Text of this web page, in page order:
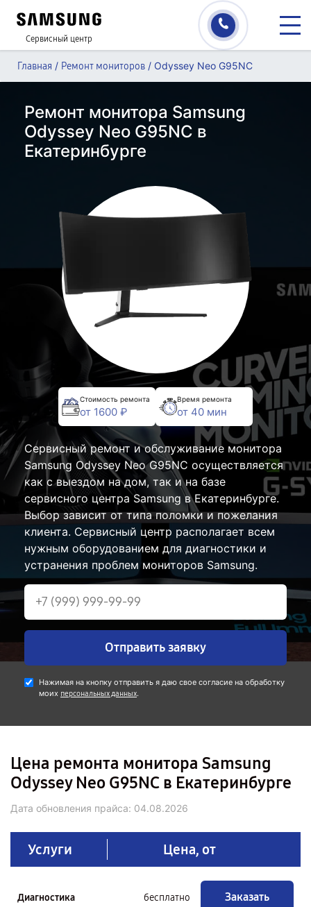
Сервисный центр
Главная / Ремонт мониторов / Odyssey Neo G95NC
Ремонт монитора Samsung
Odyssey Neo G95NC в
Екатеринбурге
Стоимость ремонта
от 1600 ₽
Время ремонта
от 40 мин
Сервисный ремонт и обслуживание монитора
Samsung Odyssey Neo G95NC осуществляется
как с выездом на дом, так и на базе
сервисного центра Samsung в Екатеринбурге.
Выбор зависит от типа поломки и пожелания
клиента. Сервисный центр располагает всем
нужным оборудованием для диагностики и
устранения проблем мониторов Samsung.
Отправить заявку
Нажимая на кнопку отправить я даю свое согласие на обработку
моих персональных данных.
Цена ремонта монитора Samsung
Odyssey Neo G95NC в Екатеринбурге
Дата обновления прайса: 04.08.2026
Услуги Цена, от
Диагностика бесплатно Заказать